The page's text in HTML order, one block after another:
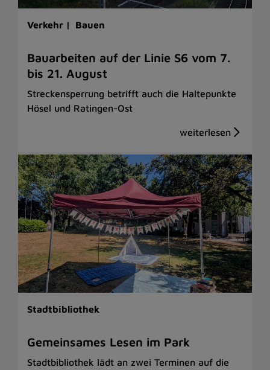
Verkehr | Bauen
Bauarbeiten auf der Linie S6 vom 7.
bis 21. August
Streckensperrung betrifft auch die Haltepunkte
Hösel und Ratingen-Ost
Stadtbibliothek
Gemeinsames Lesen im Park
Stadtbibliothek lädt an zwei Terminen auf die